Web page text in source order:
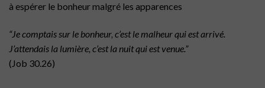
à espérer le bonheur malgré les apparences
“Je comptais sur le bonheur, c’est le malheur qui est arrivé.
J’attendais la lumière, c’est la nuit qui est venue.”
(Job 30.26)